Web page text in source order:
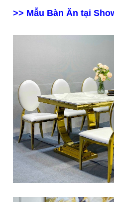
>> Mẫu Bàn Ăn tại